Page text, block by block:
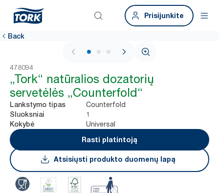
Prisijunkite
Back
1 / 3
478094
„Tork“ natūralios dozatorių
servetėlės „Counterfold“
Lankstymo tipas Counterfold
Sluoksniai 1
Kokybė
Universal
Rasti platintoją
Atsisiųsti produkto duomenų lapą